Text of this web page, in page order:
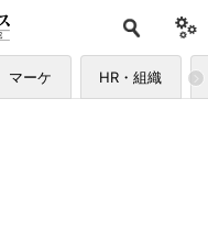
マーケ HR・組織